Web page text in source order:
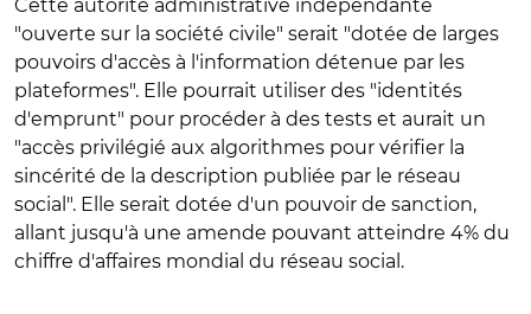
Cette autorité administrative indépendante
"ouverte sur la société civile" serait "dotée de larges
pouvoirs d'accès à l'information détenue par les
plateformes". Elle pourrait utiliser des "identités
d'emprunt" pour procéder à des tests et aurait un
"accès privilégié aux algorithmes pour vérifier la
sincérité de la description publiée par le réseau
social". Elle serait dotée d'un pouvoir de sanction,
allant jusqu'à une amende pouvant atteindre 4% du
chiffre d'affaires mondial du réseau social.